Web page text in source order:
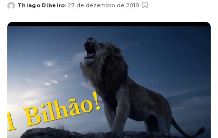
Posted
Thiago Ribeiro 27 de dezembro de 2018